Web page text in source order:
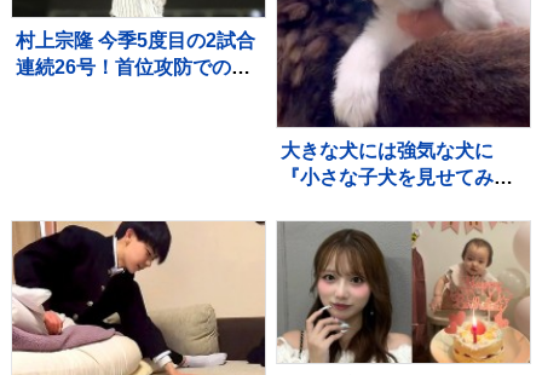
村上宗隆 今季5度目の2試合
連続26号！首位攻防での2
大きな犬には強気な犬に
『小さな子犬を見せてみ
けないと理解している『尊
い光景』が30万再生「愛情
深い」「いい子」